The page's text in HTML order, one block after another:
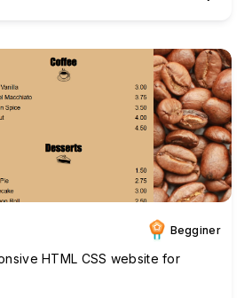
Begginer
HTML CSS website for